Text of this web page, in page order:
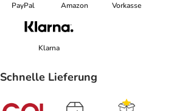
PayPal Amazon Vorkasse
Klarna
Schnelle Lieferung